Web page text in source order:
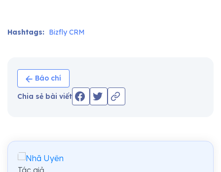
Hashtags: Bizfly CRM
Báo chí
Chia sẻ bài viết